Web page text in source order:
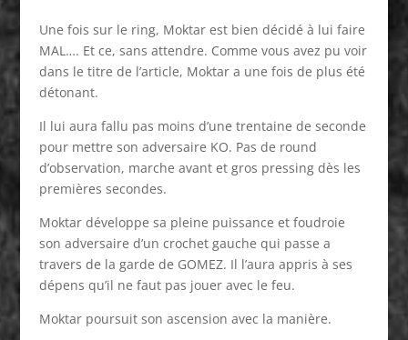
Une fois sur le ring, Moktar est bien décidé à lui faire
MAL…. Et ce, sans attendre. Comme vous avez pu voir
dans le titre de l’article, Moktar a une fois de plus été
détonant.
Il lui aura fallu pas moins d’une trentaine de seconde
pour mettre son adversaire KO. Pas de round
d’observation, marche avant et gros pressing dès les
premières secondes.
Moktar développe sa pleine puissance et foudroie
son adversaire d’un crochet gauche qui passe a
travers de la garde de GOMEZ. Il l’aura appris à ses
dépens qu’il ne faut pas jouer avec le feu.
Moktar poursuit son ascension avec la manière.